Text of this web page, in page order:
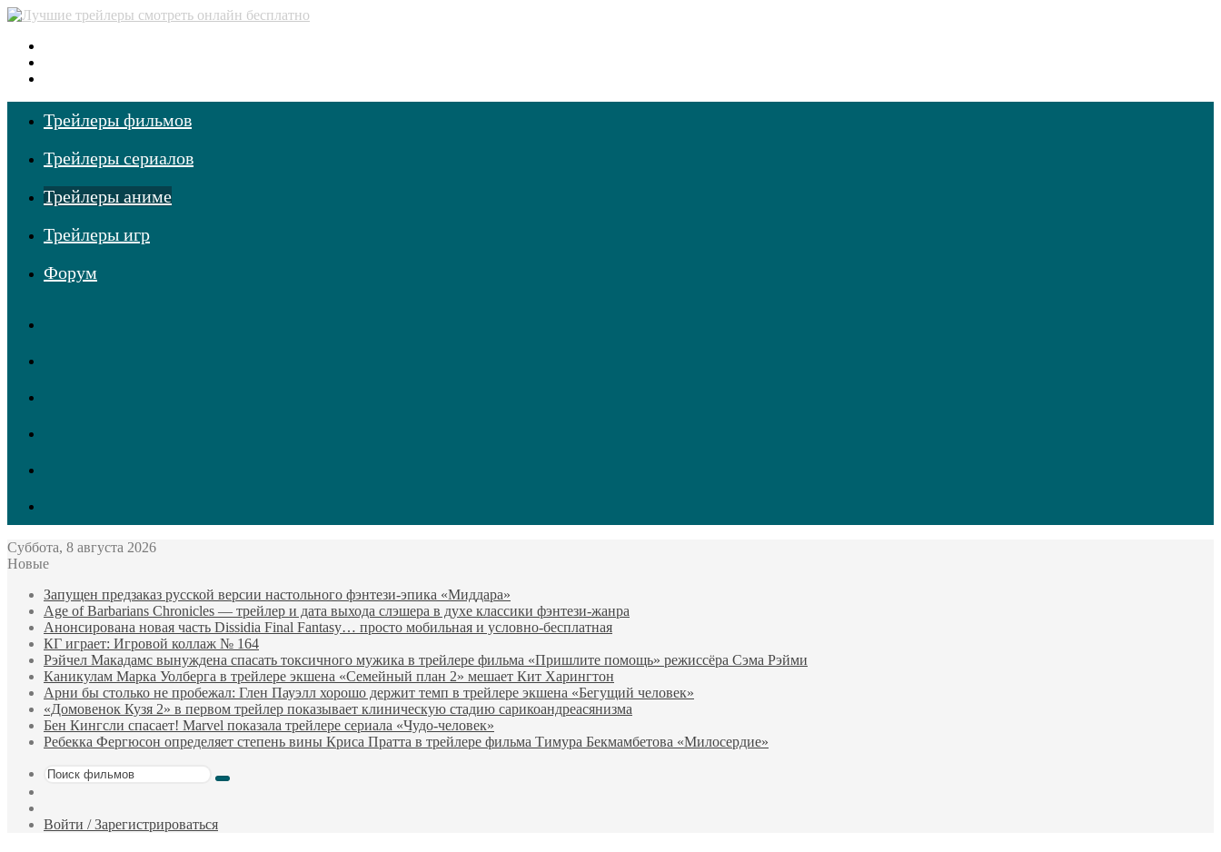
Трейлеры фильмов
Трейлеры сериалов
Трейлеры аниме
Трейлеры игр
Форум
Суббота, 8 августа 2026
Новые
Запущен предзаказ русской версии настольного фэнтези-эпика «Миддара»
Age of Barbarians Chronicles — трейлер и дата выхода слэшера в духе классики фэнтези-жанра
Анонсирована новая часть Dissidia Final Fantasy… просто мобильная и условно-бесплатная
КГ играет: Игровой коллаж № 164
Рэйчел Макадамс вынуждена спасать токсичного мужика в трейлере фильма «Пришлите помощь» режиссёра Сэма Рэйми
Каникулам Марка Уолберга в трейлере экшена «Семейный план 2» мешает Кит Харингтон
Арни бы столько не пробежал: Глен Пауэлл хорошо держит темп в трейлере экшена «Бегущий человек»
«Домовенок Кузя 2» в первом трейлер показывает клиническую стадию сарикоандреасянизма
Бен Кингсли спасает! Marvel показала трейлере сериала «Чудо-человек»
Ребекка Фергюсон определяет степень вины Криса Пратта в трейлере фильма Тимура Бекмамбетова «Милосердие»
Поиск
фильм
Войти / Зарегистрироваться